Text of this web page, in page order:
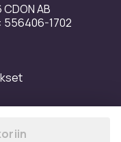
AB
556406-1702